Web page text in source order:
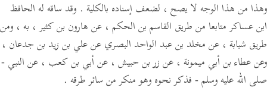
وهذا من هذا الوجه لا يصح ، لضعف إسناده بالكلية . وقد ساقه له الحافظ
ابن عساكر متابعا من طريق القاسم بن الحكم ، عن هارون بن كثير ، به ، ومن
طريق شبابة ، عن مخلد بن عبد الواحد البصري عن علي بن زيد بن جدعان ،
وعن عطاء بن أبي ميمونة ، عن زر بن حبيش ، عن أبي بن كعب ، عن النبي -
صلى الله عليه وسلم - فذكر نحوه وهو منكر من سائر طرقه .